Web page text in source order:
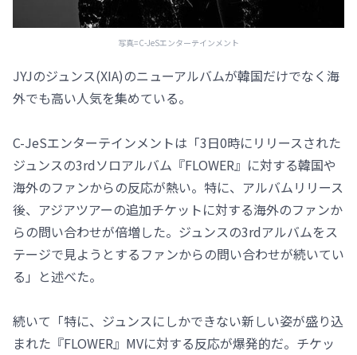
写真=C-JeSエンターテインメント
JYJのジュンス(XIA)のニューアルバムが韓国だけでなく海
外でも高い人気を集めている。
C-JeSエンターテインメントは「3日0時にリリースされた
ジュンスの3rdソロアルバム『FLOWER』に対する韓国や
海外のファンからの反応が熱い。特に、アルバムリリース
後、アジアツアーの追加チケットに対する海外のファンか
らの問い合わせが倍増した。ジュンスの3rdアルバムをス
テージで見ようとするファンからの問い合わせが続いてい
る」と述べた。
続いて「特に、ジュンスにしかできない新しい姿が盛り込
まれた『FLOWER』MVに対する反応が爆発的だ。チケッ